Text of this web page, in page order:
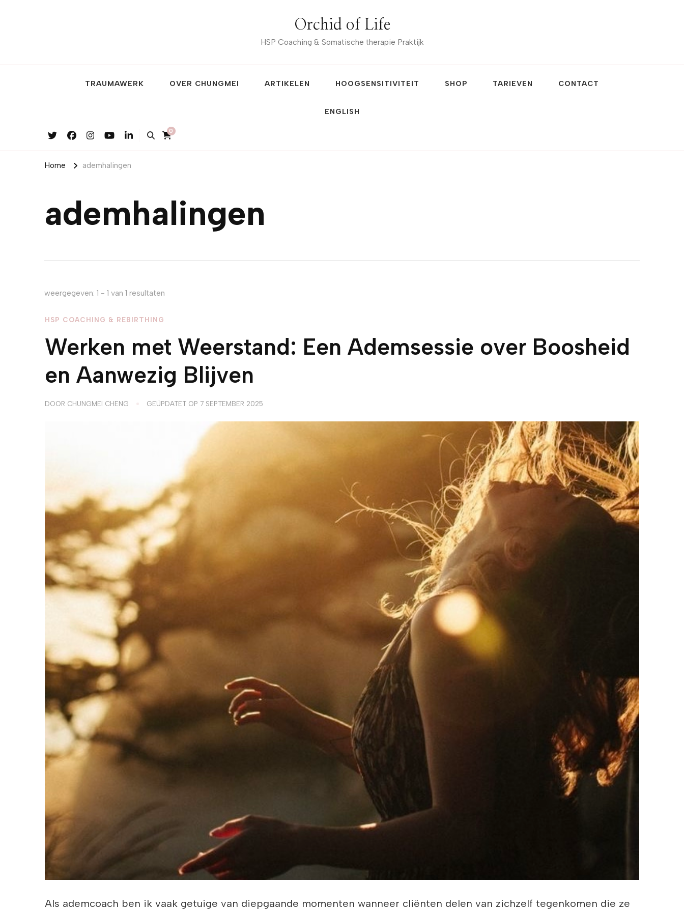
Orchid of Life
HSP Coaching & Somatische therapie Praktijk
TRAUMAWERK OVER CHUNGMEI ARTIKELEN HOOGSENSITIVITEIT SHOP TARIEVEN CONTACT
ENGLISH
0
Home ademhalingen
ademhalingen
weergegeven: 1 - 1 van 1 resultaten
HSP COACHING & REBIRTHING
Werken met Weerstand: Een Ademsessie over Boosheid
en Aanwezig Blijven
DOOR CHUNGMEI CHENG GEÜPDATET OP 7 SEPTEMBER 2025
Als ademcoach ben ik vaak getuige van diepgaande momenten wanneer cliënten delen van zichzelf tegenkomen die ze